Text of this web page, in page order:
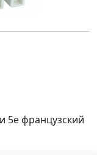
5е французский